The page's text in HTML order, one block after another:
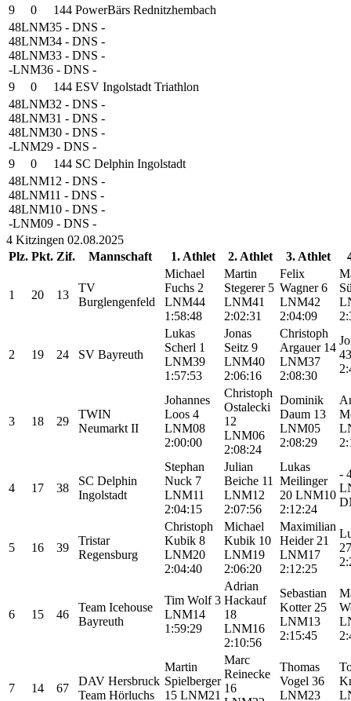
9
0 144 PowerBärs Rednitzhembach
48LNM35 - DNS -
48LNM34 - DNS -
48LNM33 - DNS -
-LNM36 - DNS -
9
0 144 ESV Ingolstadt Triathlon
48LNM32 - DNS -
48LNM31 - DNS -
48LNM30 - DNS -
-LNM29 - DNS -
9
0 144 SC Delphin Ingolstadt
48LNM12 - DNS -
48LNM11 - DNS -
48LNM10 - DNS -
-LNM09 - DNS -
4 Kitzingen 02.08.2025
Plz. Pkt. Zif. Mannschaft 1. Athlet 2. Athlet 3. Athlet
1 20 13
TV
Burglengenfeld
Michael
Fuchs 2
LNM44
1:58:48
Martin
Stegerer 5
LNM41
2:02:31
Felix
Wagner 6
LNM42
2:04:09
2 19 24 SV Bayreuth
Lukas
Scherl 1
LNM39
1:57:53
Jonas
Seitz 9
LNM40
2:06:16
Christoph
Argauer 14
LNM37
2:08:30
3 18 29
TWIN
Neumarkt II
Johannes
Loos 4
LNM08
2:00:00
Christoph
Ostalecki
12
LNM06
2:08:24
Dominik
Daum 13
LNM05
2:08:29
4 17 38
SC Delphin
Ingolstadt
Stephan
Nuck 7
LNM11
2:04:15
Julian
Beiche 11
LNM12
2:07:56
Lukas
Meilinger
20 LNM10
2:12:24
-
5 16 39
Tristar
Regensburg
Christoph
Kubik 8
LNM20
2:04:40
Michael
Kubik 10
LNM19
2:06:20
Maximilian
Heider 21
LNM17
2:12:25
6 15 46
Team Icehouse
Bayreuth
Tim Wolf 3
LNM14
1:59:29
Adrian
Hackauf
18
LNM16
2:10:56
Sebastian
Kotter 25
LNM13
2:15:45
7 14 67
DAV Hersbruck
Team Hörluchs
Martin
Spielberger
15 LNM21
Marc
Reinecke
16
Thomas
Vogel 36
LNM23